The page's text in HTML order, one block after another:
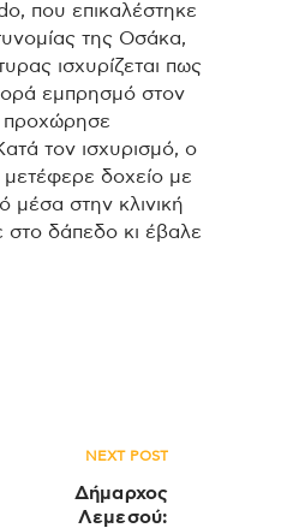
που επικαλέστηκε
της Οσάκα,
ισχυρίζεται πως
εμπρησμό στον
προχώρησε
τον ισχυρισμό, ο
δοχείο με
μέσα στην κλινική
στο δάπεδο κι έβαλε
NEXT POST
Δήμαρχος
Λεμεσού: